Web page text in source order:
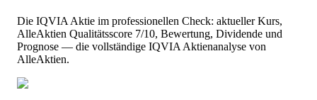
Die IQVIA Aktie im professionellen Check: aktueller Kurs,
AlleAktien Qualitätsscore 7/10, Bewertung, Dividende und
Prognose — die vollständige IQVIA Aktienanalyse von
AlleAktien.